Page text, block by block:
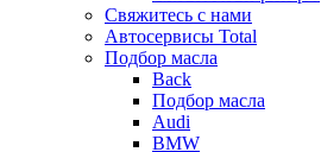
Свяжитесь с нами
Автосервисы Total
Подбор масла
Back
Подбор масла
Audi
BMW